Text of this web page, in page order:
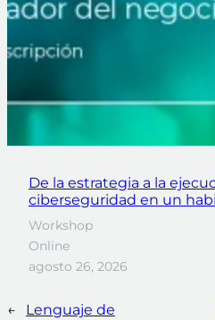
De la estrategia a la
ciberseguridad en un
Workshop
Online
agosto 26, 2026
←
Lenguaje de